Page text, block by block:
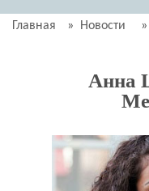
Главная » Новости »
Анна